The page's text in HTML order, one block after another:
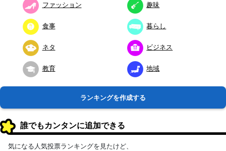
ファッション 趣味
食事 暮らし
ネタ ビジネス
教育 地域
ランキングを作成する
誰でもカンタンに追加できる
気になる人気投票ランキングを見たけど、